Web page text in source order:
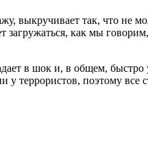
выкручивает так, что не
загружаться, как мы
в шок и, в общем, быстро
у террористов, поэтому все